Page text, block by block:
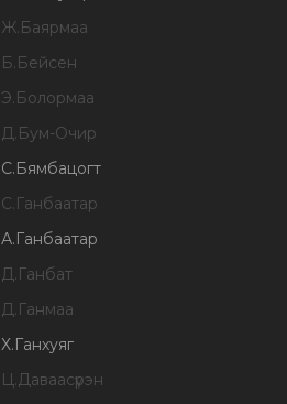
Ж.Баярмаа
Б.Бейсен
Э.Болормаа
Д.Бум-Очир
С.Бямбацогт
С.Ганбаатар
А.Ганбаатар
Д.Ганбат
Д.Ганмаа
Х.Ганхуяг
Ц.Даваасүрэн